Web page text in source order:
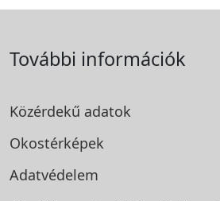
További információk
Közérdekű adatok
Okostérképek
Adatvédelem